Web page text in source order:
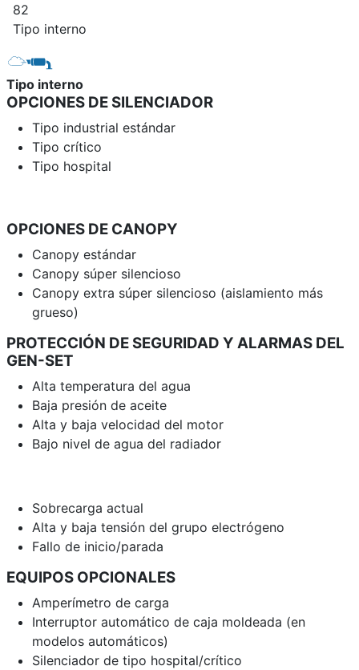
82
Tipo interno
Tipo interno
OPCIONES DE SILENCIADOR
Tipo industrial estándar
Tipo crítico
Tipo hospital
OPCIONES DE CANOPY
Canopy estándar
Canopy súper silencioso
Canopy extra súper silencioso (aislamiento más
grueso)
PROTECCIÓN DE SEGURIDAD Y ALARMAS DEL
GEN-SET
Alta temperatura del agua
Baja presión de aceite
Alta y baja velocidad del motor
Bajo nivel de agua del radiador
Sobrecarga actual
Alta y baja tensión del grupo electrógeno
Fallo de inicio/parada
EQUIPOS OPCIONALES
Amperímetro de carga
Interruptor automático de caja moldeada (en
modelos automáticos)
Silenciador de tipo hospital/crítico